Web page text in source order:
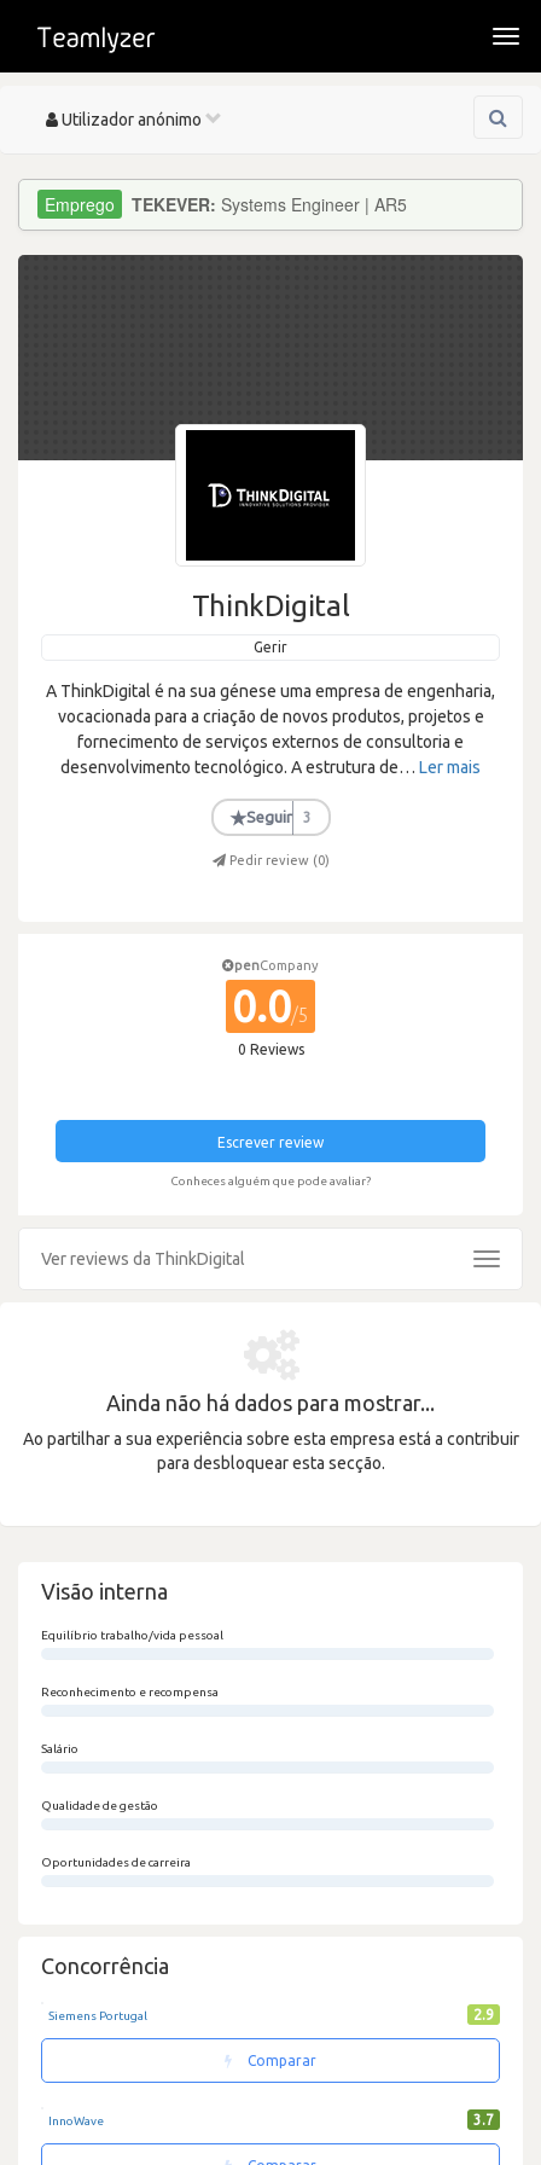
Toggle
Utilizador anónimo
TEKEVER: Systems Engineer | AR5
ThinkDigital
Gerir
A ThinkDigital é na sua génese uma empresa de engenharia,
vocacionada para a criação de novos produtos, projetos e
fornecimento de serviços externos de consultoria e
desenvolvimento tecnológico. A estrutura de… Ler mais
★Seguir 3
Pedir review (0)
penCompany
0.0/5
0 Reviews
Escrever review
Conheces alguém que pode avaliar?
Ver reviews da ThinkDigital
Toggle
Ainda não há dados para mostrar...
Ao partilhar a sua experiência sobre esta empresa está a contribuir
para desbloquear esta secção.
Visão interna
Equilíbrio trabalho/vida pessoal
Reconhecimento e recompensa
Salário
Qualidade de gestão
Oportunidades de carreira
Concorrência
Siemens Portugal 2.9
Comparar
InnoWave 3.7